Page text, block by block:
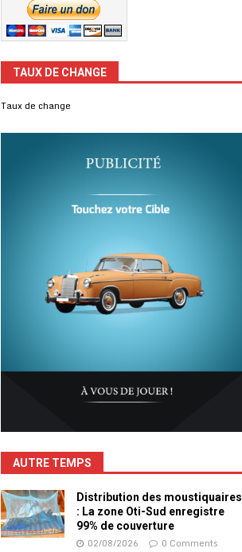
TAUX DE CHANGE
Taux de change
AUTRE TEMPS
Distribution des moustiquaires
: La zone Oti-Sud enregistre
99% de couverture
02/08/2026 0 Comments